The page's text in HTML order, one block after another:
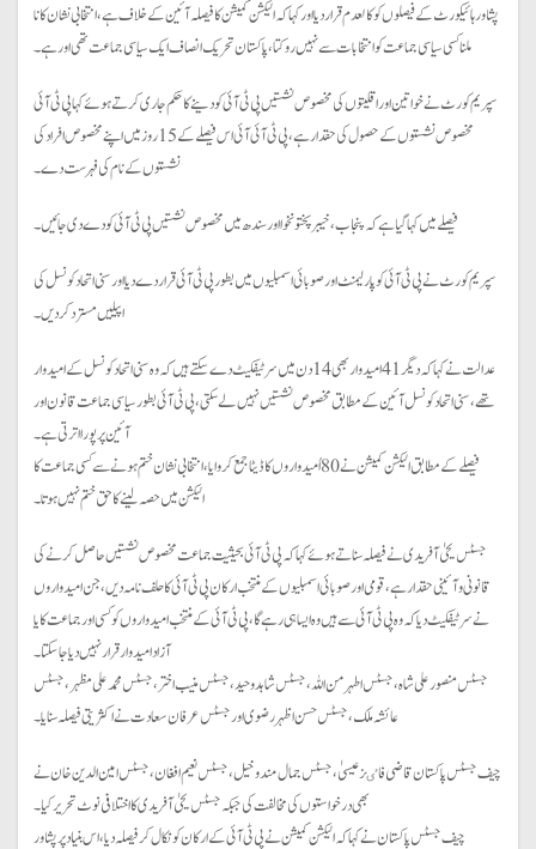
پشاور ہائیکورٹ کے فیصلوں کو کالعدم قرار دیا اور کہا کہ الیکشن کمیشن کا فیصلہ آئین کے خلاف ہے، انتخابی نشان کا نا
ملنا کسی سیاسی جماعت کو انتخابات سے نہیں روکتا، پاکستان تحریک انصاف ایک سیاسی جماعت تھی اور ہے۔
سپریم کورٹ نے خواتین اور اقلیتوں کی مخصوص نشستیں پی ٹی آئی کو دینے کا حکم جاری کرتے ہوئے کہا پی ٹی آئی
مخصوص نشستوں کے حصول کی حقدار ہے، پی ٹی آئی آئی اس فیصلے کے 15 روز میں اپنے مخصوص افراد کی
نشستوں کے نام کی فہرست دے۔
فیصلے میں کہا گیا ہے کہ پنجاب، خیبرپختونخوا اور سندھ میں مخصوص نشستیں پی ٹی آئی کو دے دی جائیں۔
سپریم کورٹ نے پی ٹی آئی کو پارلیمنٹ اور صوبائی اسمبلیوں میں بطور پی ٹی آئی قرار دے دیا اور سنی اتحاد کونسل کی
اپیلیں مسترد کر دیں۔
عدالت نے کہا کہ دیگر 41 امیدوار بھی 14 دن میں سرٹیفکیٹ دے سکتے ہیں کہ وہ سنی اتحادکونسل کے امیدوار
تھے، سنی اتحاد کونسل آئین کے مطابق مخصوص نشستیں نہیں لے سکتی، پی ٹی آئی بطور سیاسی جماعت قانون اور
آئین پر پورا اترتی ہے۔
فیصلے کے مطابق الیکشن کمیشن نے 80 اُمیدواروں کا ڈیٹا جمع کروایا، انتخابی نشان ختم ہونے سے کسی جماعت کا
الیکشن میں حصہ لینے کاحق ختم نہیں ہوتا۔
جسٹس یحیٰ آفریدی نے فیصلہ سناتے ہوئے کہا کہ پی ٹی آئی بحیثیت جماعت مخصوص نشستیں حاصل کرنے کی
قانونی و آئینی حقدار ہے، قومی اور صوبائی اسمبلیوں کے منتخب ارکان پی ٹی آئی کا حلف نامہ دیں، جن امیدواروں
نے سرٹیفکیٹ دیا کہ وہ پی ٹی آئی سے ہیں وہ ایسا ہی رہے گا، پی ٹی آئی کے منتخب امیدواروں کو کسی اور جماعت کا یا
آزاد امیدوار قرار نہیں دیا جا سکتا۔
جسٹس منصور علی شاہ، جسٹس اطہر من اللہ، جسٹس شاہد وحید، جسٹس منیب اختر، جسٹس محمدعلی مظہر، جسٹس
عائشہ ملک، جسٹس حسن اظہر رضوی اور جسٹس عرفان سعادت نے اکثریتی فیصلہ سنایا۔
چیف جسٹس پاکستان قاضی فاٸز عیسیٰ، جسٹس جمال مندوخیل، جسٹس نعیم افغان، جسٹس امین الدین خان نے
بھی درخواستوں کی مخالفت کی جبکہ جسٹس یحیٰ آفریدی کا اختلافی نوٹ تحریر کیا۔
چیف جسٹس پاکستان نے کہا کہ الیکشن کمیشن نے پی ٹی آئی کے ارکان کو نکال کر فیصلہ دیا، اس بنیاد پر پشاور